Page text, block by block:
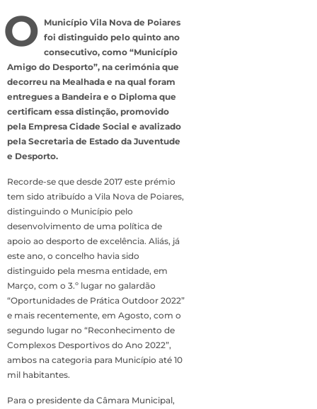
O Município Vila Nova de Poiares
foi distinguido pelo quinto ano
consecutivo, como “Município
Amigo do Desporto”, na cerimónia que
decorreu na Mealhada e na qual foram
entregues a Bandeira e o Diploma que
certificam essa distinção, promovido
pela Empresa Cidade Social e avalizado
pela Secretaria de Estado da Juventude
e Desporto.
Recorde-se que desde 2017 este prémio
tem sido atribuído a Vila Nova de Poiares,
distinguindo o Município pelo
desenvolvimento de uma política de
apoio ao desporto de excelência. Aliás, já
este ano, o concelho havia sido
distinguido pela mesma entidade, em
Março, com o 3.º lugar no galardão
“Oportunidades de Prática Outdoor 2022”
e mais recentemente, em Agosto, com o
segundo lugar no “Reconhecimento de
Complexos Desportivos do Ano 2022”,
ambos na categoria para Município até 10
mil habitantes.
Para o presidente da Câmara Municipal,